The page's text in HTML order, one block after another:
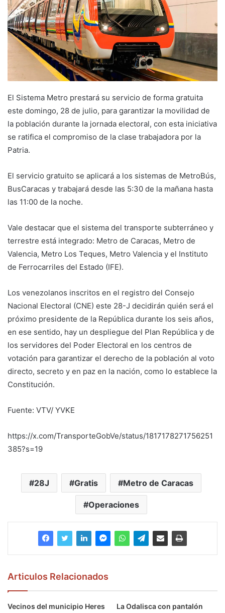
El Sistema Metro prestará su servicio de forma gratuita
este domingo, 28 de julio, para garantizar la movilidad de
la población durante la jornada electoral, con esta iniciativa
se ratifica el compromiso de la clase trabajadora por la
Patria.
El servicio gratuito se aplicará a los sistemas de MetroBús,
BusCaracas y trabajará desde las 5:30 de la mañana hasta
las 11:00 de la noche.
Vale destacar que el sistema del transporte subterráneo y
terrestre está integrado: Metro de Caracas, Metro de
Valencia, Metro Los Teques, Metro Valencia y el Instituto
de Ferrocarriles del Estado (IFE).
Los venezolanos inscritos en el registro del Consejo
Nacional Electoral (CNE) este 28-J decidirán quién será el
próximo presidente de la República durante los seis años,
en ese sentido, hay un despliegue del Plan República y de
los servidores del Poder Electoral en los centros de
votación para garantizar el derecho de la población al voto
directo, secreto y en paz en la nación, como lo establece la
Constitución.
Fuente: VTV/ YVKE
https://x.com/TransporteGobVe/status/1817178271756251
385?s=19
28J Gratis Metro de Caracas
Operaciones
Articulos Relacionados
Vecinos del municipio Heres
La Odalisca con pantalón